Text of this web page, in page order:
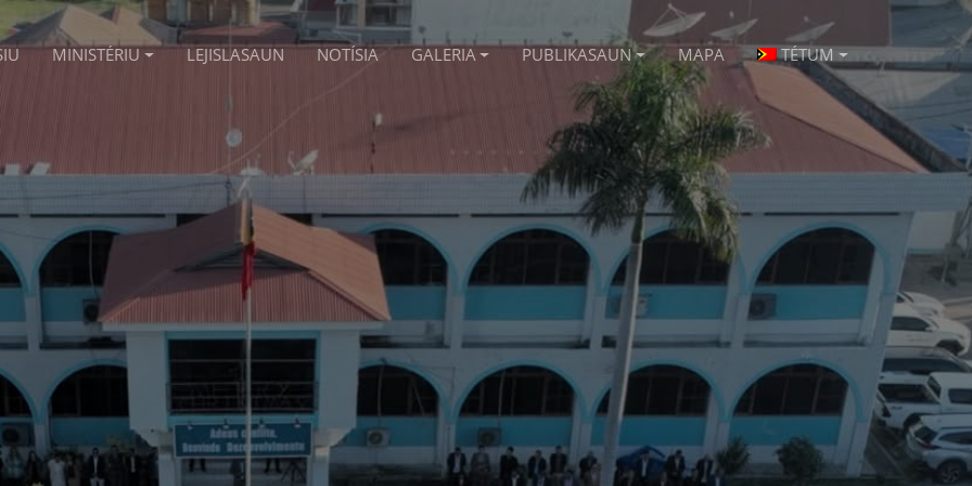
MINISTÉRIU LEJISLASAUN NOTÍSIA GALERIA PUBLIKASAUN MAPA TÉTUM